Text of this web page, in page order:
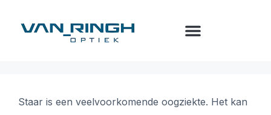
Staar is een veelvoorkomende oogziekte. Het kan